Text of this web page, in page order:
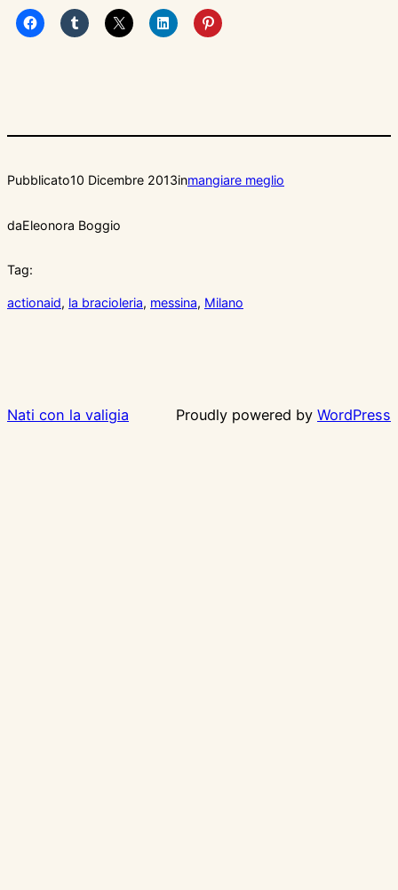
Pubblicato10 Dicembre 2013inmangiare meglio
daEleonora Boggio
Tag:
actionaid, la bracioleria, messina, Milano
Nati con la valigia Proudly powered by WordPress